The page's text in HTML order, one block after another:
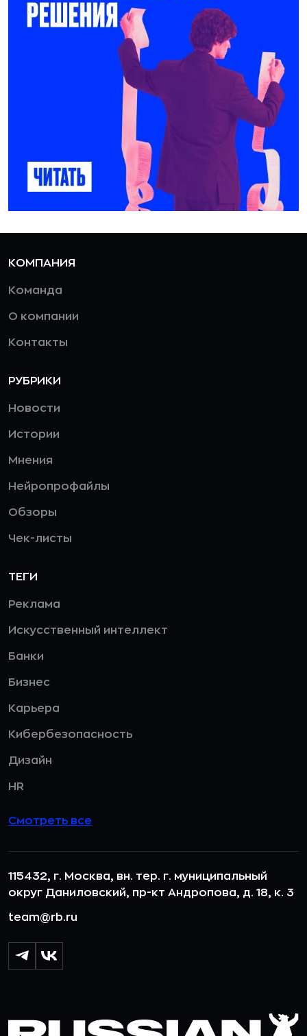
КОМПАНИЯ
Команда
О компании
Контакты
РУБРИКИ
Новости
Истории
Мнения
Нейропрофайлы
Обзоры
Чек-листы
ТЕГИ
Реклама
Искусственный интеллект
Банки
Бизнес
Карьера
Кибербезопасность
Дизайн
HR
Смотреть все
115432, г. Москва, вн. тер. г. муниципальный
округ Даниловский, пр-кт Андропова, д. 18, к. 3
team@rb.ru